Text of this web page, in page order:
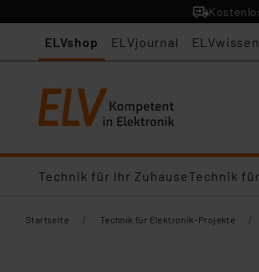
ELVshop ELVjournal ELVwissen
Technik für Ihr ZuhauseTechnik
Startseite / Technik für Elektronik-Projekte /